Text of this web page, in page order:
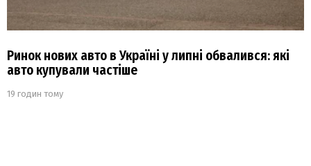
Ринок нових авто в Україні у липні обвалився: які
авто купували частіше
19 годин тому